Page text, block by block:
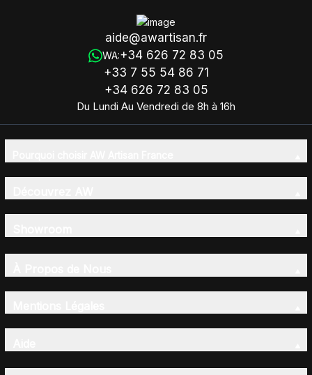
aide@awartisan.fr
WA:+34 626 72 83 05
+33 7 55 54 86 71
+34 626 72 83 05
Du Lundi Au Vendredi de 8h à 16h